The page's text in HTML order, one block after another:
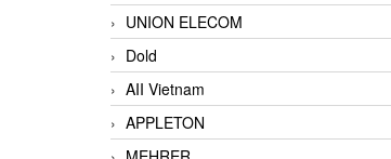
UNION ELECOM
Dold
AII Vietnam
APPLETON